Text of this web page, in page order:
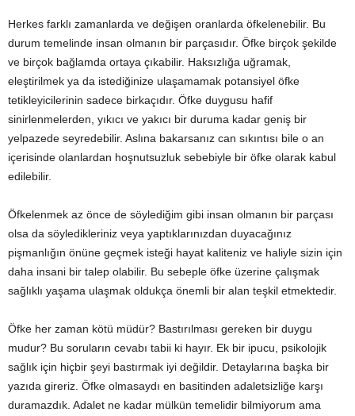
Herkes farklı zamanlarda ve değişen oranlarda öfkelenebilir. Bu
durum temelinde insan olmanın bir parçasıdır. Öfke birçok şekilde
ve birçok bağlamda ortaya çıkabilir. Haksızlığa uğramak,
eleştirilmek ya da istediğinize ulaşamamak potansiyel öfke
tetikleyicilerinin sadece birkaçıdır. Öfke duygusu hafif
sinirlenmelerden, yıkıcı ve yakıcı bir duruma kadar geniş bir
yelpazede seyredebilir. Aslına bakarsanız can sıkıntısı bile o an
içerisinde olanlardan hoşnutsuzluk sebebiyle bir öfke olarak kabul
edilebilir.
Öfkelenmek az önce de söylediğim gibi insan olmanın bir parçası
olsa da söyledikleriniz veya yaptıklarınızdan duyacağınız
pişmanlığın önüne geçmek isteği hayat kaliteniz ve haliyle sizin için
daha insani bir talep olabilir. Bu sebeple öfke üzerine çalışmak
sağlıklı yaşama ulaşmak oldukça önemli bir alan teşkil etmektedir.
Öfke her zaman kötü müdür? Bastırılması gereken bir duygu
mudur? Bu soruların cevabı tabii ki hayır. Ek bir ipucu, psikolojik
sağlık için hiçbir şeyi bastırmak iyi değildir. Detaylarına başka bir
yazıda gireriz. Öfke olmasaydı en basitinden adaletsizliğe karşı
duramazdık. Adalet ne kadar mülkün temelidir bilmiyorum ama